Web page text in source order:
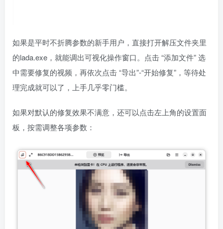
如果是平时不折腾参数的新手用户，直接打开解压文件夹里
的lada.exe，就能调出可视化操作窗口。点击 “添加文件” 选
中需要修复的视频，再依次点击 “导出”-“开始修复”，等待处
理完成就可以了，上手几乎零门槛。
如果对默认的修复效果不满意，还可以点击左上角的设置面
板，按需调整各项参数：